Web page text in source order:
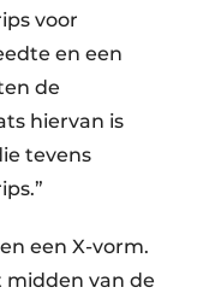
voor
en een
de
hiervan is
tevens
een X-vorm.
midden van de